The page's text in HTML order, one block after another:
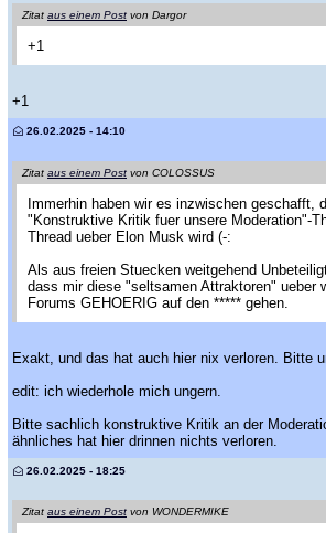
Zitat aus einem Post von Dargor
+1
+1
26.02.2025 - 14:10
Zitat aus einem Post von COLOSSUS
Immerhin haben wir es inzwischen geschafft,
"Konstruktive Kritik fuer unsere Moderation"-
Thread ueber Elon Musk wird (-:
Als aus freien Stuecken weitgehend
dass mir diese "seltsamen Attraktoren" ueber
Forums GEHOERIG auf den ***** gehen.
Exakt, und das hat auch hier nix verloren. Bitte
edit: ich wiederhole mich ungern.
Bitte sachlich konstruktive Kritik an der
ähnliches hat hier drinnen nichts verloren.
26.02.2025 - 18:25
Zitat aus einem Post von WONDERMIKE